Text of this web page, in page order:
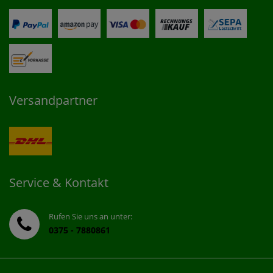
Versandpartner
Service & Kontakt
Rufen Sie uns an unter:
0375 - 7880861